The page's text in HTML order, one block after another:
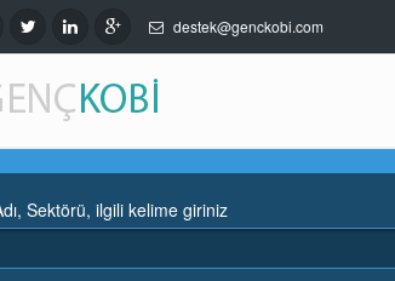
destek@genckobi.com
Sektörü, ilgili kelime giriniz